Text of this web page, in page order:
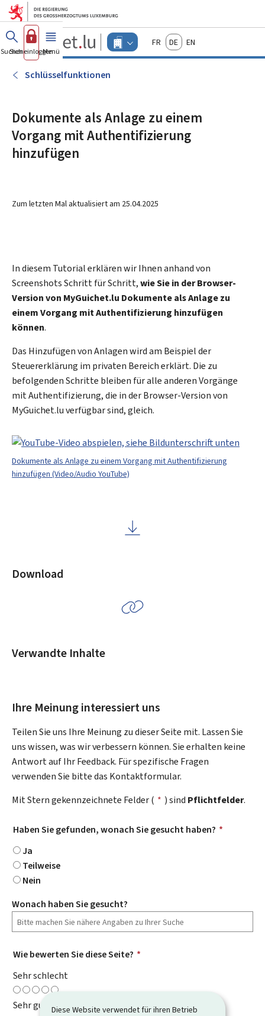
Diese Website verwendet für ihren Betrieb
Zum Hauptmenü
Zum Inhalt
Guichet.lu
Changer
d'espace
FrançaisDeutschEnglish
Suchen
Sich einloggen
Menü Haupt-
Schlüsselfunktionen
Dokumente als Anlage zu einem
Vorgang mit Authentifizierung
hinzufügen
Zum letzten Mal aktualisiert am 25.04.2025
In diesem Tutorial erklären wir Ihnen anhand von
Screenshots Schritt für Schritt,wie Sie in der Browser-
Version von MyGuichet.lu Dokumente als Anlage zu
einem Vorgang mit Authentifizierung hinzufügen
können.
Das Hinzufügen von Anlagen wird am Beispiel der
Steuererklärung im privaten Bereich erklärt. Die zu
befolgenden Schritte bleiben für alle anderen Vorgänge
mit Authentifizierung, die in der Browser-Version von
MyGuichet.lu verfügbar sind, gleich.
Dokumente als Anlage zu einem Vorgang mit Authentifizierung
hinzufügen (Video/Audio YouTube)
Download
Verwandte Inhalte
Ihre Meinung interessiert uns
Teilen Sie uns Ihre Meinung zu dieser Seite mit. Lassen Sie
uns wissen, was wir verbessern können. Sie erhalten keine
Antwort auf Ihr Feedback. Für spezifische Fragen
verwenden Sie bitte das Kontaktformular.
Mit Stern gekennzeichnete Felder ( * ) sind Pflichtfelder.
Haben Sie gefunden, wonach Sie gesucht haben? *
Ja
Teilweise
Nein
Wonach haben Sie gesucht?
Wie bewerten Sie diese Seite? *
Sehr schlecht
Sehr gut